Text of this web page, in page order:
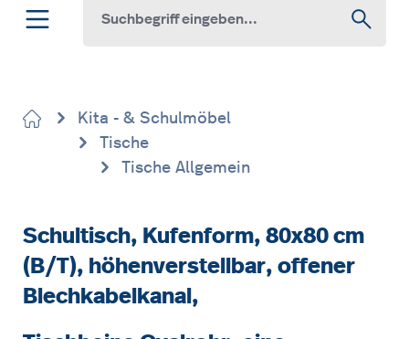
Kita - & Schulmöbel
Tische
Tische Allgemein
Schultisch, Kufenform, 80x80 cm
(B/T), höhenverstellbar, offener
Blechkabelkanal,